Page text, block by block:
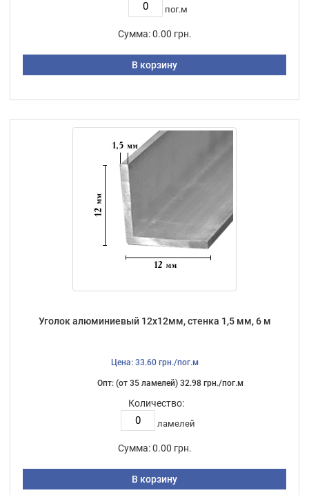
пог.м
Сумма: 0.00 грн.
В корзину
Уголок алюминиевый 12х12мм, стенка 1,5 мм, 6 м
Цена: 33.60 грн./пог.м
Опт: (от 35 ламелей) 32.98 грн./пог.м
Количество:
ламелей
Сумма: 0.00 грн.
В корзину